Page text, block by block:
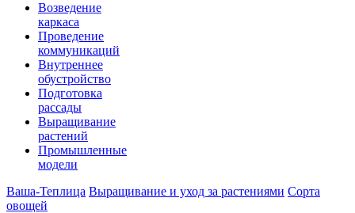
Возведение
каркаса
Проведение
коммуникаций
Внутреннее
обустройство
Подготовка
рассады
Выращивание
растений
Промышленные
модели
Ваша-Теплица Выращивание и уход за растениями Сорта
овощей